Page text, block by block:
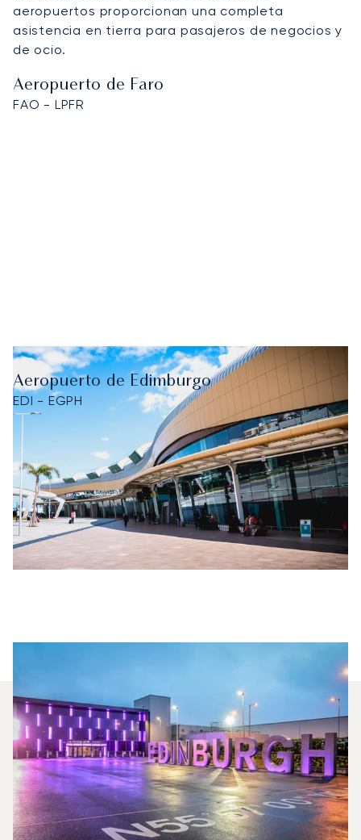
aeropuertos proporcionan una completa
asistencia en tierra para pasajeros de negocios y
de ocio.
Aeropuerto de Faro
FAO - LPFR
Aeropuerto de Edimburgo
EDI - EGPH
¿Qué Jets Privados Se
Alquilan Con Más Frecuencia
Entre Faro Y Edimburgo?
En 2025, el Citation M2, el Beechjet 400A y el
Citation Latitude fueron los jets privados más